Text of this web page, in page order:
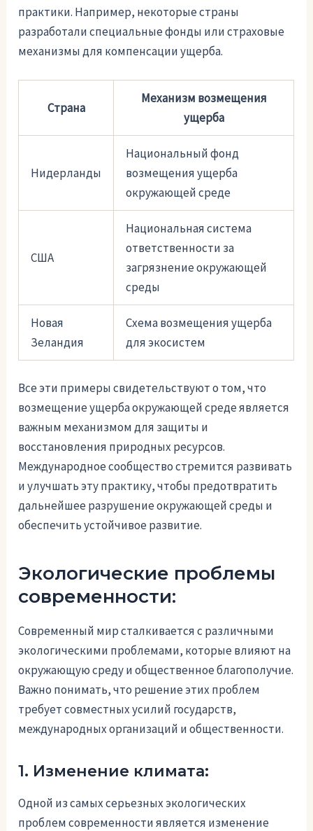
практики. Например, некоторые страны
разработали специальные фонды или страховые
механизмы для компенсации ущерба.
Страна
Механизм возмещения
ущерба
Нидерланды
Национальный фонд
возмещения ущерба
окружающей среде
США
Национальная система
ответственности за
загрязнение окружающей
среды
Новая
Зеландия
Схема возмещения ущерба
для экосистем
Все эти примеры свидетельствуют о том, что
возмещение ущерба окружающей среде является
важным механизмом для защиты и
восстановления природных ресурсов.
Международное сообщество стремится развивать
и улучшать эту практику, чтобы предотвратить
дальнейшее разрушение окружающей среды и
обеспечить устойчивое развитие.
Экологические проблемы
современности:
Современный мир сталкивается с различными
экологическими проблемами, которые влияют на
окружающую среду и общественное благополучие.
Важно понимать, что решение этих проблем
требует совместных усилий государств,
международных организаций и общественности.
1. Изменение климата:
Одной из самых серьезных экологических
проблем современности является изменение